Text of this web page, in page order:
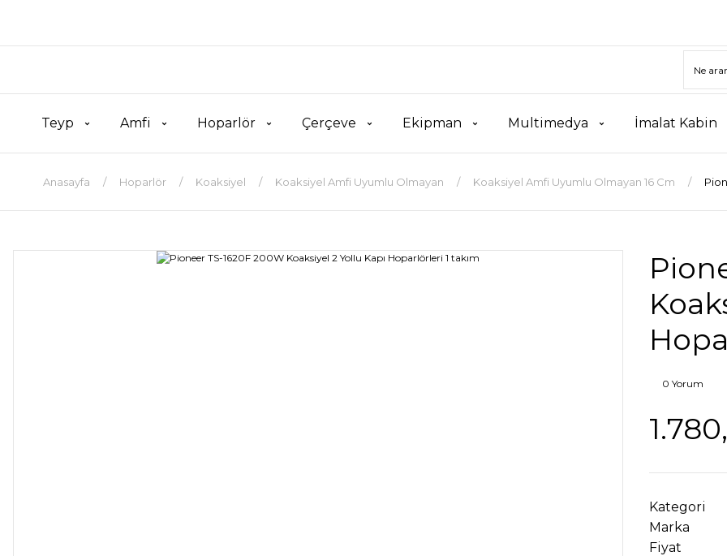
Teyp Amfi Hoparlör Çerçeve Ekipman Multimedya İmalat Kabin
Anasayfa Hoparlör Koaksiyel Koaksiyel Amfi Uyumlu Olmayan Koaksiyel Amfi Uyumlu Olmayan 16 Cm
0 Yorum
Kategori
Marka
Fiyat